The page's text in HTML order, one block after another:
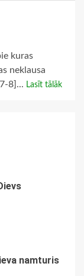
kuras
neklausa
8]... Lasīt tālāk
namturis